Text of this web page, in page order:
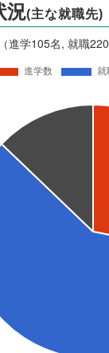
況(主な就職先)
進学105名, 就職220